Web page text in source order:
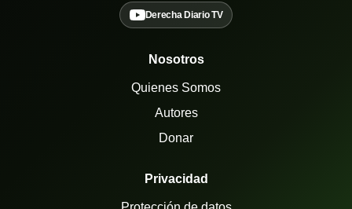
Derecha Diario TV
Nosotros
Quienes Somos
Autores
Donar
Privacidad